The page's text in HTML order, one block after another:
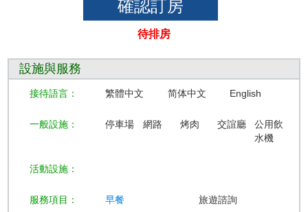
待排房
設施與服務
接待語言： 繁體中文 简体中文 English
一般設施： 停車場 網路 烤肉 交誼廳
公用飲
水機
活動設施：
服務項目： 早餐 旅遊諮詢